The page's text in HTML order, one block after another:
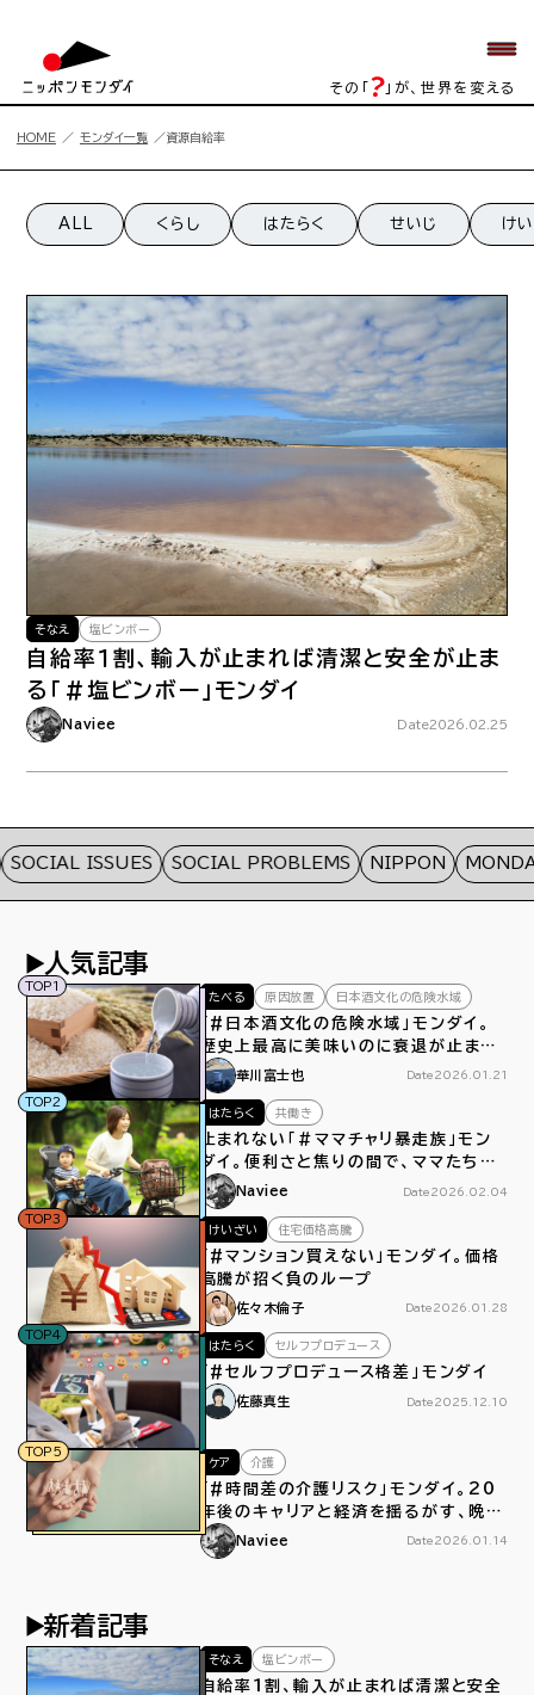
その「 」が、世界を変える
HOME モンダイ一覧 資源自給率
資源自給率一覧
ALL くらし はたらく せいじ け
資源自給率の記事一覧
そなえ 塩ビンボー
自給率１割、輸入が止まれば清潔と安全が止ま
る「＃塩ビンボー」モンダイ
Naviee Date2026.02.25
ISSUES SOCIAL PROBLEMS NIPPON MONDAI
人気記事
TOP1
たべる
原因放置 日本酒文化の危険水域
「#日本酒文化の危険水域」モンダイ。
歴史上最高に美味いのに衰退が止まら
ない華川富士也 Date 2026.01.21
TOP2
はたらく
共働き
止まれない「＃ママチャリ暴走族」モン
ダイ。便利さと焦りの間で、ママたちは
今日もペダルをこぐ
Naviee Date 2026.02.04
TOP3
けいざい
住宅価格高騰
「#マンション買えない」モンダイ。価格
高騰が招く負のループ
佐々木倫子 Date 2026.01.28
TOP4
はたらく
セルフプロデュース
「#セルフプロデュース格差」モンダイ
佐藤真生 Date 2025.12.10
TOP5
ケア
介護
「#時間差の介護リスク」モンダイ。20
年後のキャリアと経済を揺るがす、晩産
化による介護離職
Naviee Date 2026.01.14
新着記事
そなえ 塩ビンボー
自給率１割、輸入が止まれば清潔と安全